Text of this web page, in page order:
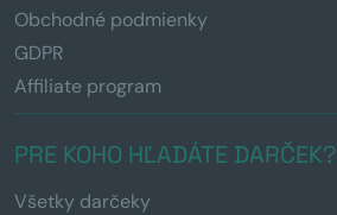
Obchodné podmienky
GDPR
Affiliate program
PRE KOHO HĽADÁTE DARČEK?
Všetky darčeky